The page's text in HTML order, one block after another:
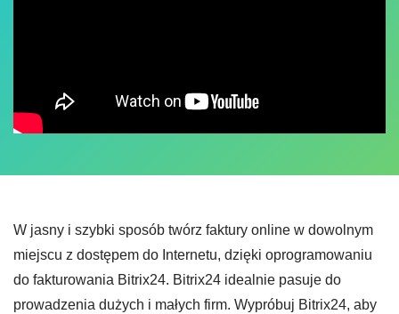
W jasny i szybki sposób twórz faktury online w dowolnym
miejscu z dostępem do Internetu, dzięki oprogramowaniu
do fakturowania Bitrix24. Bitrix24 idealnie pasuje do
prowadzenia dużych i małych firm. Wypróbuj Bitrix24, aby